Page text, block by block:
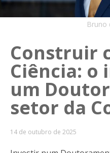
Bruno
Construir
Ciência: o
um
setor da
14 de outubro de 2025